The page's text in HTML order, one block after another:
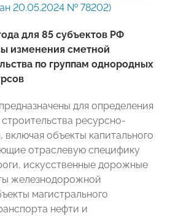
20.05.2024 № 78202)
для 85 субъектов РФ
изменения сметной
по группам однородных
для определения
ресурсно-
объекты капитального
отраслевую специфику
искусственные дорожные
железнодорожной
магистрального
нефти и